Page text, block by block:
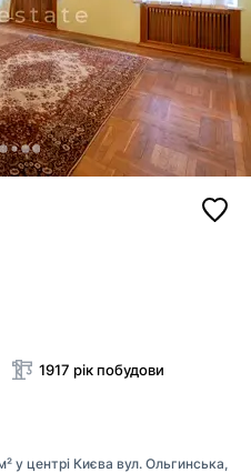
1917 рік побудови
у центрі Києва вул. Ольгинська,